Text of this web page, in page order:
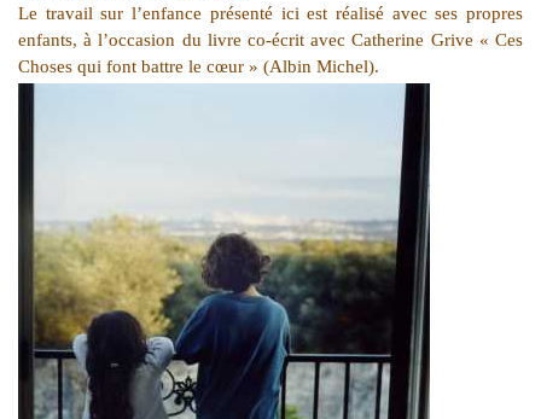
Le travail sur l’enfance présenté ici est réalisé avec ses propres
enfants, à l’occasion du livre co-écrit avec Catherine Grive « Ces
Choses qui font battre le cœur » (Albin Michel).